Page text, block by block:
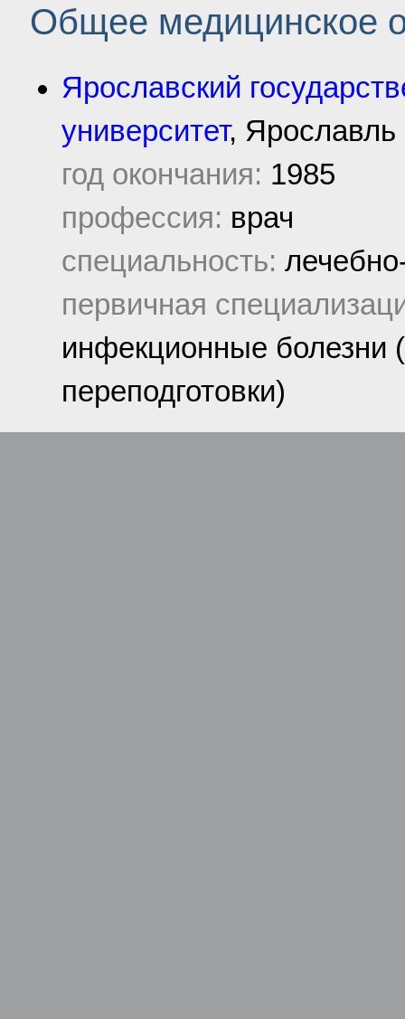
Общее медицинское
Ярославский
университет, Ярославль
год окончания: 1985
профессия: врач
специальность:
первичная
инфекционные болезни
переподготовки)